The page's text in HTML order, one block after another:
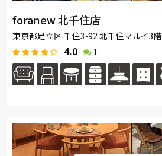
foranew 北千住店
東京都足立区 千住3-92 北千住マルイ3階
4.0 1